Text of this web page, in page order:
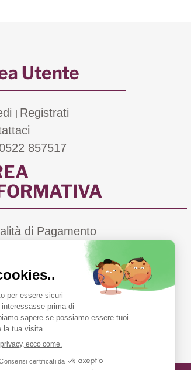
Utente
Registrati
857517
di Pagamento
Policy
di Vendita
di Turno a Scandiano (RE)